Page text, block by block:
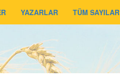
YAZARLAR TÜM SAYILAR